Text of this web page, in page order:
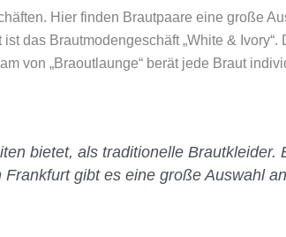
Hier finden Brautpaare eine große
das Brautmodengeschäft „White & Ivory“.
von „Braoutlaunge“ berät jede Braut
bietet, als traditionelle Brautkleider.
gibt es eine große Auswahl